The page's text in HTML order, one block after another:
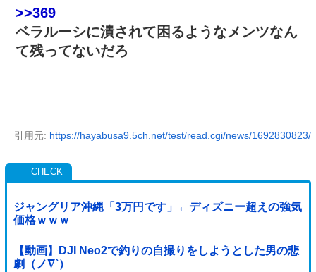
>>369
ベラルーシに潰されて困るようなメンツなん
て残ってないだろ
引用元: https://hayabusa9.5ch.net/test/read.cgi/news/1692830823/
ジャングリア沖縄「3万円です」←ディズニー超えの強気
価格ｗｗｗ
【動画】DJI Neo2で釣りの自撮りをしようとした男の悲
劇（ノ∇`）